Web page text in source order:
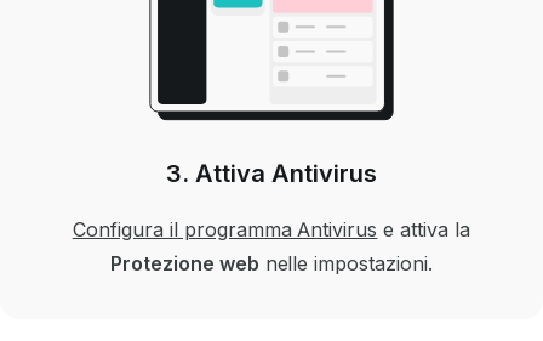
3. Attiva Antivirus
Configura il programma Antivirus e attiva la
Protezione web nelle impostazioni.